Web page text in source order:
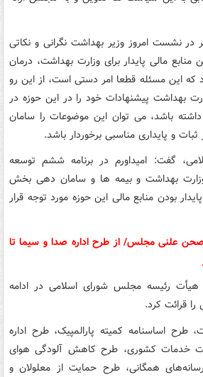
در نشست امروز وزیر بهداشت نگرانی و نکاتی
منابع مالی پایدار برای وزارت بهداشت، درمان
این مسئله قطعا امر دستی است، از این رو
بهداشت پیشنهادات خود را در این حوزه در
باشد، می توان این موضوعات را سامان
و پایداری مناسبی برخوردار باشد.
گفت: امیداورم در برنامه ششم توسعه
بهداشت و بیمه ها و سامان دهی بخش
بودن منابع مالی این حوزه مورد توجه قرار
12 طرح در صحن علنی مجلس/ از طرح اداره صدا و سیما تا
رئیسه مجلس شورای اسلامی در ادامه
قرائت کرد.
طرح اساسنامه کمیته پارالمپیک، طرح اداره
خدمات کشوری، طرح کاهش آلودگی هوای
همگانی، طرح حمایت از معلولان و